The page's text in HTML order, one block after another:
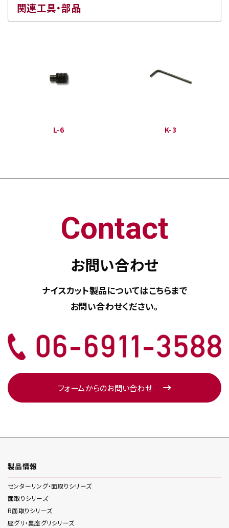
関連工具・部品
L-6 K-3
Contact
お問い合わせ
ナイスカット製品についてはこちらまで
お問い合わせください。
フォームからのお問い合わせ
製品情報
センターリング・面取りシリーズ
面取りシリーズ
R面取りシリーズ
座グリ・裏座グリシリーズ